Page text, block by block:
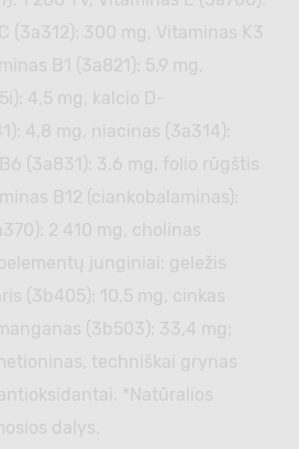
(3а312): 300 mg, Vitaminas K3
B1 (3a821): 5,9 mg,
4,5 mg, kalciо D-
4,8 mg, niacinas (3a314):
(3a831): 3,6 mg, folio rūgštis
B12 (ciankobalaminas):
2 410 mg, cholinas
junginiai: geležis
(3b405): 10,5 mg, cinkas
(3b503): 33,4 mg;
techniškai grynas
*Natūralios
dalys.